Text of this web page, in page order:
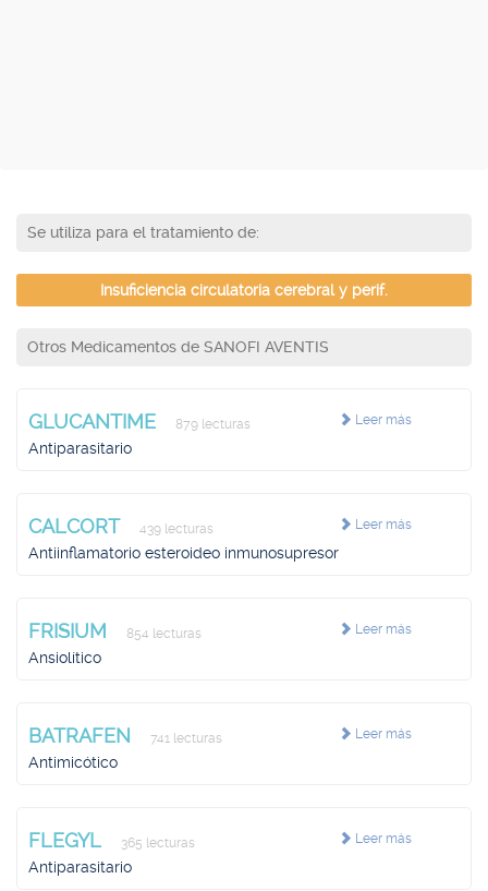
Se utiliza para el tratamiento de:
Insuficiencia circulatoria cerebral y perif.
Otros Medicamentos de SANOFI AVENTIS
Leer más
GLUCANTIME 879 lecturas
Antiparasitario
Leer más
CALCORT 439 lecturas
Antiinflamatorio esteroideo inmunosupresor
Leer más
FRISIUM 854 lecturas
Ansiolítico
Leer más
BATRAFEN 741 lecturas
Antimicótico
Leer más
FLEGYL 365 lecturas
Antiparasitario